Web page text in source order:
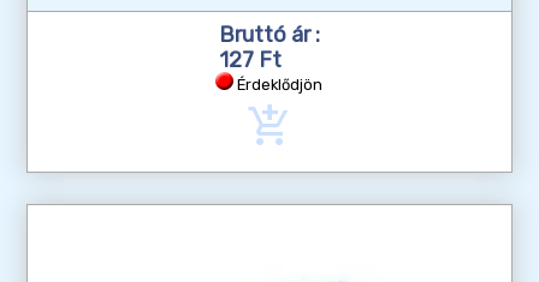
Bruttó ár :
127 Ft
Érdeklődjön
add_shopping_cart